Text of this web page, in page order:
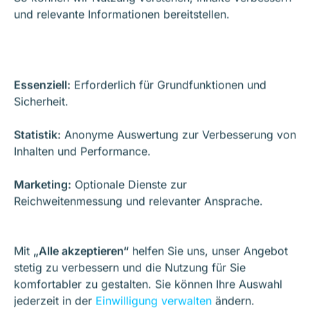
und relevante Informationen bereitstellen.
Essenziell: Erforderlich für Grundfunktionen und
Sicherheit.
Statistik: Anonyme Auswertung zur Verbesserung von
Inhalten und Performance.
Marketing: Optionale Dienste zur
Reichweitenmessung und relevanter Ansprache.
Mit „Alle akzeptieren“ helfen Sie uns, unser Angebot
stetig zu verbessern und die Nutzung für Sie
komfortabler zu gestalten. Sie können Ihre Auswahl
jederzeit in der Einwilligung verwalten ändern.
Situace, kdy SOVERMOS
funguje nejlépe
SOVERMOS přináší největší efekt, když platí
alespoň jedna z následujících situací:
zdokumentován – nikdo nedokáže okamžitě
vysvětlit, proč byla přijata určitá rozhodnutí.
Znalosti jsou vázány na osoby – když klíčová
osoba odejde, systém se zhroutí.